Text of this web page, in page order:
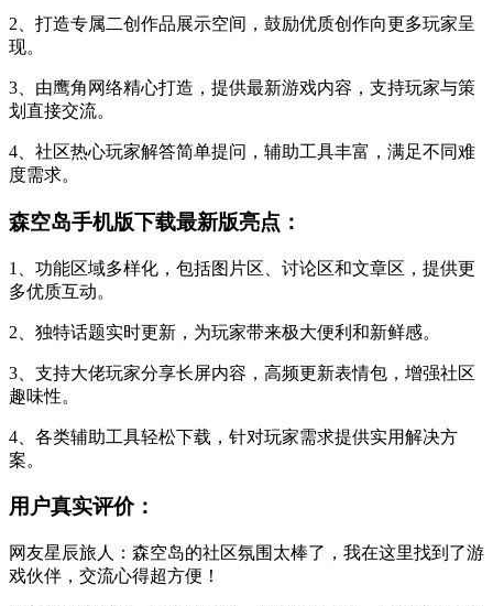
2、打造专属二创作品展示空间，鼓励优质创作向更多玩家呈
现。
3、由鹰角网络精心打造，提供最新游戏内容，支持玩家与策
划直接交流。
4、社区热心玩家解答简单提问，辅助工具丰富，满足不同难
度需求。
森空岛手机版下载最新版亮点：
1、功能区域多样化，包括图片区、讨论区和文章区，提供更
多优质互动。
2、独特话题实时更新，为玩家带来极大便利和新鲜感。
3、支持大佬玩家分享长屏内容，高频更新表情包，增强社区
趣味性。
4、各类辅助工具轻松下载，针对玩家需求提供实用解决方
案。
用户真实评价：
网友星辰旅人：森空岛的社区氛围太棒了，我在这里找到了游
戏伙伴，交流心得超方便！